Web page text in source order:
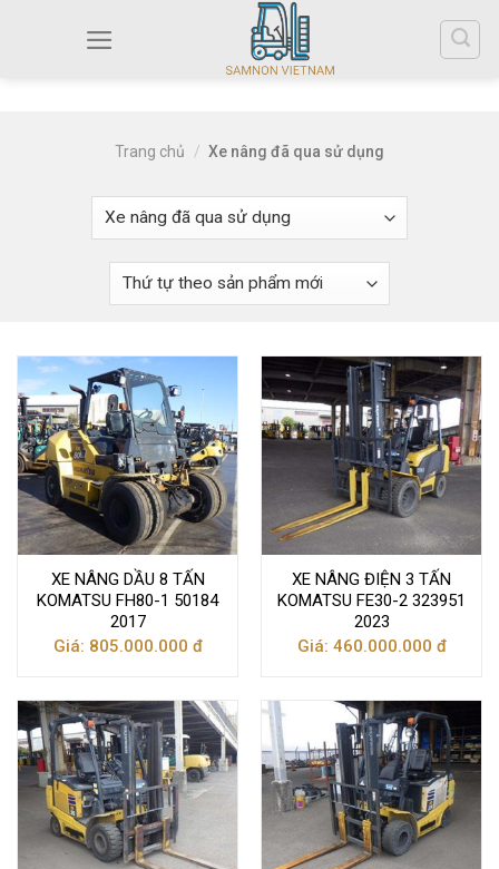
Trang chủ / Xe nâng đã qua sử dụng
XE NÂNG DẦU 8 TẤN
KOMATSU FH80-1 50184
2017
Giá: 805.000.000 đ
XE NÂNG ĐIỆN 3 TẤN
KOMATSU FE30-2 323951
2023
Giá: 460.000.000 đ